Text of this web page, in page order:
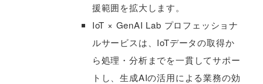
援範囲を拡大します。
IoT × GenAI Lab プロフェッショナ
ルサービスは、IoTデータの取得か
ら処理・分析までを一貫してサポー
トし、生成AIの活用による業務の効